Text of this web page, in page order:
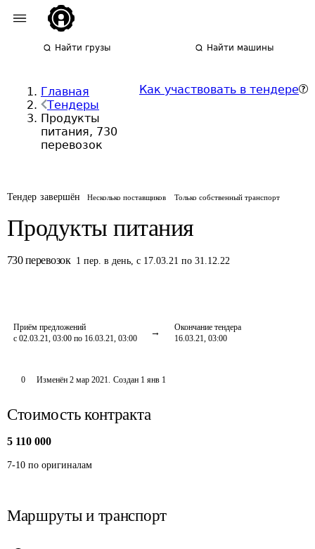
Найти грузы Найти машины
Главная
Тендеры
Продукты
питания, 730
перевозок
Как участвовать в тендере
Тендер завершён Несколько поставщиков Только собственный транспорт
Продукты питания
730 перевозок 1 пер. в день,с 17.03.21 по 31.12.22
Приём предложений
с 02.03.21, 03:00 по 16.03.21, 03:00
Окончание тендера
16.03.21, 03:00
0 Изменён 2 мар 2021. Создан 1 янв 1
Стоимость контракта
5 110 000
7-10 по оригиналам
Маршруты и транспорт